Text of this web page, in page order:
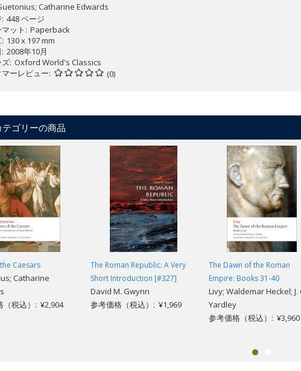
Catharine Edwards
448 ページ
ット
Paperback
130 x 197 mm
2008年10月
ズ Oxford World's Classics
ーレビュー
(0)
テゴリーの商品
Caesars
Catharine
（税込）: ¥2,904
The Roman Republic: A Very
Short Introduction [#327]
David M. Gwynn
参考価格（税込）: ¥1,969
The Dawn of the Roman
Empire: Books 31-40
Livy; Waldemar Heckel; J.
Yardley
参考価格（税込）: ¥3,960